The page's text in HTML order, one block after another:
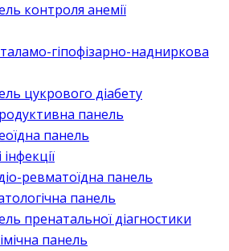
контроля анемії
гіпофізарно-надниркова
цукрового діабету
панель
панель
ревматоїдна панель
панель
пренатальної діагностики
панель